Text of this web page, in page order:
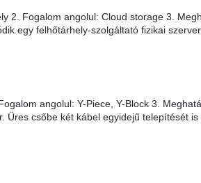
2. Fogalom angolul: Cloud storage 3.
egy felhőtárhely-szolgáltató fizikai
angolul: Y-Piece, Y-Block 3.
Üres csőbe két kábel egyidejű telepítését